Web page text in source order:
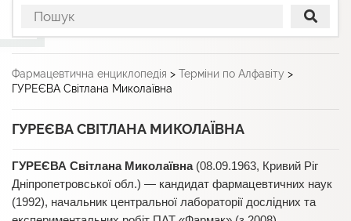
Фармацевтична енциклопедія > Терміни по Алфавіту >
ГУРЕЄВА Світлана Миколаївна
ГУРЕЄВА СВІТЛАНА МИКОЛАЇВНА
ГУРЕЄВА Світлана Миколаївна (08.09.1963, Кривий Ріг
Дніпропетровської обл.) — кандидат фармацевтичних наук
(1992), начальник центральної лабораторії дослідних та